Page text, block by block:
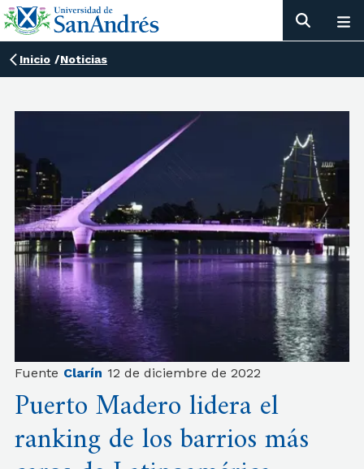
Inicio /Noticias
Fuente Clarín 12 de diciembre de 2022
Puerto Madero lidera el
ranking de los barrios más